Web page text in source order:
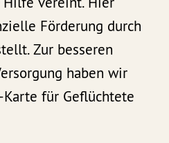
Förderung durch
Zur besseren
haben wir
Karte für Geflüchtete